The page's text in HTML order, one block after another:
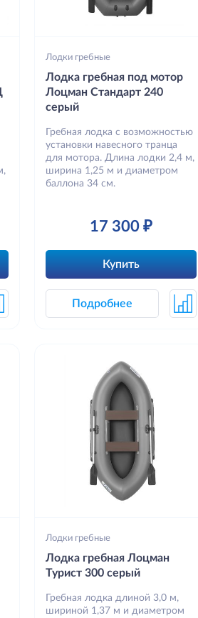
Лодки гребные
Лодка гребная под мотор
Лоцман Стандарт 240
серый
Гребная лодка с возможностью
установки навесного транца
для мотора. Длина лодки 2,4 м,
ширина 1,25 м и диаметром
баллона 34 см.
17 300 ₽
Купить
Подробнее
Лодки гребные
Лодка гребная Лоцман
Турист 300 серый
Гребная лодка длиной 3,0 м,
шириной 1,37 м и диаметром